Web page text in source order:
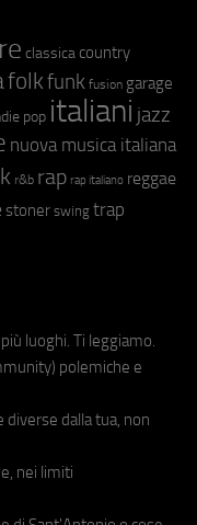
classica country
folkfunk fusion garage
pop italiani jazz
nuova musica italiana
r&b rap rap italiano reggae
stoner swing trap
luoghi. Ti leggiamo.
polemiche e
diverse dalla tua, non
nei limiti